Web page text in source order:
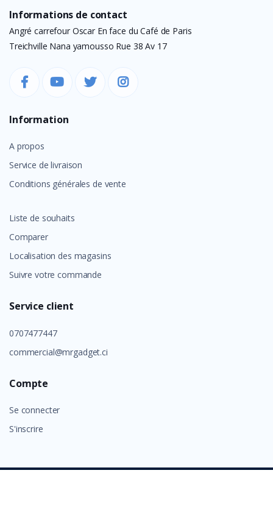
Informations de contact
Angré carrefour Oscar En face du Café de Paris
Treichville Nana yamousso Rue 38 Av 17
Information
A propos
Service de livraison
Conditions générales de vente
Liste de souhaits
Comparer
Localisation des magasins
Suivre votre commande
Service client
0707477447
commercial@mrgadget.ci
Compte
Se connecter
S'inscrire